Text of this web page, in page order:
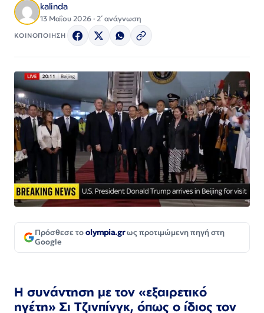
kalinda
13 Μαΐου 2026 · 2΄ ανάγνωση
ΚΟΙΝΟΠΟΙΗΣΗ
Πρόσθεσε τοolympia.grως προτιμώμενη πηγή στη
Google
Η συνάντηση με τον «εξαιρετικό
ηγέτη» Σι Τζινπίνγκ, όπως ο ίδιος τον